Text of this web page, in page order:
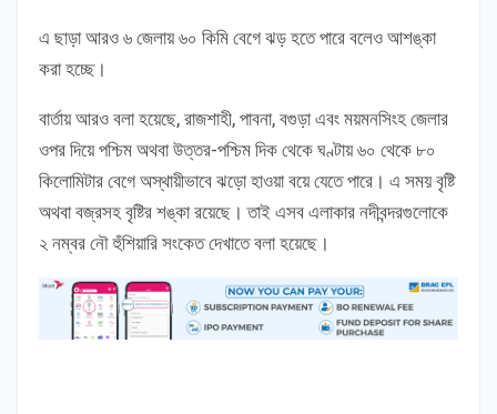
এ ছাড়া আরও ৬ জেলায় ৬০ কিমি বেগে ঝড় হতে পারে বলেও আশঙ্কা
করা হচ্ছে।
বার্তায় আরও বলা হয়েছে, রাজশাহী, পাবনা, বগুড়া এবং ময়মনসিংহ জেলার
ওপর দিয়ে পশ্চিম অথবা উত্তর-পশ্চিম দিক থেকে ঘণ্টায় ৬০ থেকে ৮০
কিলোমিটার বেগে অস্থায়ীভাবে ঝড়ো হাওয়া বয়ে যেতে পারে। এ সময় বৃষ্টি
অথবা বজ্রসহ বৃষ্টির শঙ্কা রয়েছে। তাই এসব এলাকার নদীবন্দরগুলোকে
২ নম্বর নৌ হুঁশিয়ারি সংকেত দেখাতে বলা হয়েছে।